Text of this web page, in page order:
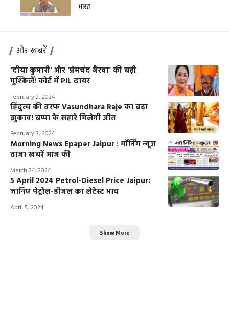
भारत
और खबरें
‘दीया कुमारी’ और ‘प्रेमचंद बैरवा’ की बढ़ी
मुश्किलें! कोर्ट में PIL दायर
February 3, 2024
हिंदुत्व की तरफ Vasundhara Raje का बढ़ा
झुकाव! बप्पा के सहारे मिलेगी जीत
February 3, 2024
Morning News Epaper Jaipur : मॉर्निंग न्यूज
ताजा खबरें आज की
March 24, 2024
5 April 2024 Petrol-Diesel Price Jaipur:
जानिए पेट्रोल-डीजल का लेटेस्ट भाव
April 5, 2024
Show More